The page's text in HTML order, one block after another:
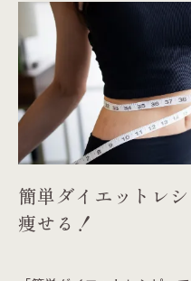
簡単ダイエットレ
痩せる！